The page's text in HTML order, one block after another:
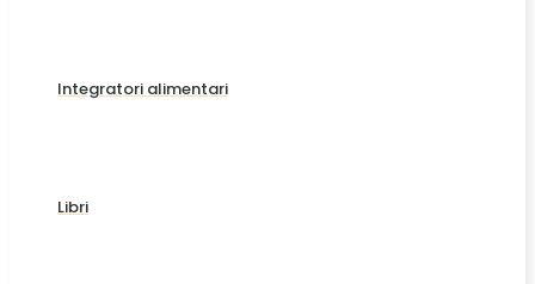
Integratori alimentari
Libri